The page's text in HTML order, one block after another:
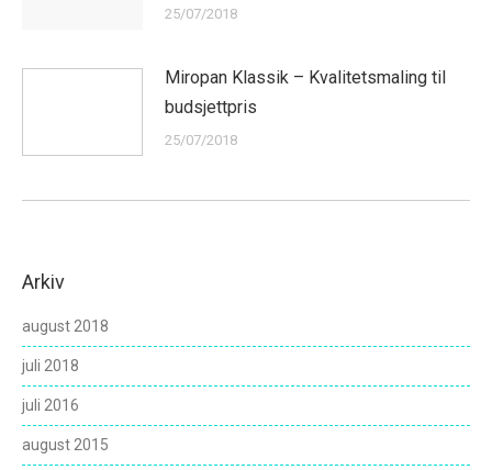
25/07/2018
Miropan Klassik – Kvalitetsmaling til
budsjettpris
25/07/2018
Arkiv
august 2018
juli 2018
juli 2016
august 2015